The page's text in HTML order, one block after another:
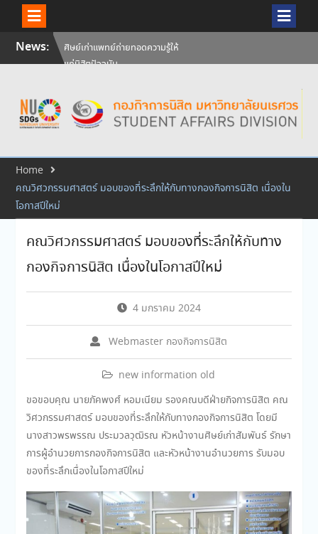
SkipNews:
ศิษย์เก่าแพทย์ถ่ายทอดความรู้ให้
แก่นิสิตปัจจุบัน
นเรศวร ครบรอบ 36 ปี 29
กรกฎาคม 2569
สัมภาษณ์นิสิตเพื่อพิจารณาเข้ารับ
ประจำปีการศึกษา 256
Home
คณวิศวกรรมศาสตร์ มอบของที่ระลึกให้กับทางกองกิจการนิสิต เนื่องใน
โอกาสปีใหม่
คณวิศวกรรมศาสตร์ มอบของที่ระลึกให้กับทาง
กองกิจการนิสิต เนื่องในโอกาสปีใหม่
4 มกราคม 2024
Webmaster กองกิจการนิสิต
new information old
ขอขอบคุณ นายภัคพงศ์ หอมเนียม รองคณบดีฝ่ายกิจการนิสิต คณ
วิศวกรรมศาสตร์ มอบของที่ระลึกให้กับทางกองกิจการนิสิต โดยมี
นางสาวพรพรรณ ประมวลวุฒิรณ หัวหน้างานศิษย์เก่าสัมพันธ์ รักษา
การผู้อำนวยการกองกิจการนิสิต และหัวหน้างานอำนวยการ รับมอบ
ของที่ระลึกเนื่องในโอกาสปีใหม่